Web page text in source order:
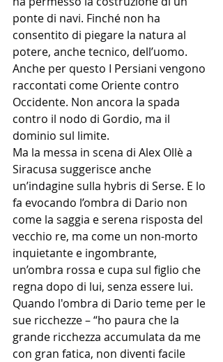
ponte di navi. Finché non ha
consentito di piegare la natura al
potere, anche tecnico, dell’uomo.
Anche per questo I Persiani vengono
raccontati come Oriente contro
Occidente. Non ancora la spada
contro il nodo di Gordio, ma il
dominio sul limite.
Ma la messa in scena di Alex Ollè a
Siracusa suggerisce anche
un’indagine sulla hybris di Serse. E lo
fa evocando l’ombra di Dario non
come la saggia e serena risposta del
vecchio re, ma come un non-morto
inquietante e ingombrante,
un’ombra rossa e cupa sul figlio che
regna dopo di lui, senza essere lui.
Quando l'ombra di Dario teme per le
sue ricchezze – “ho paura che la
grande ricchezza accumulata da me
con gran fatica, non diventi facile